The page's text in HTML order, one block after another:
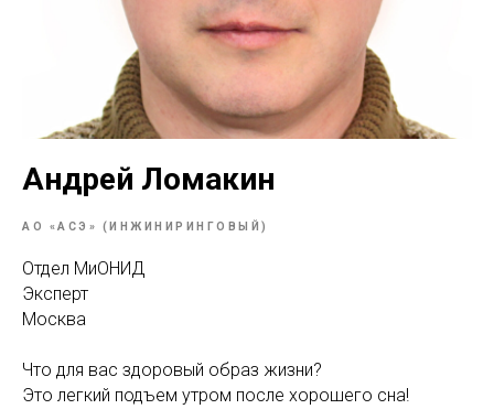
Андрей Ломакин
АО «АСЭ» (ИНЖИНИРИНГОВЫЙ)
Отдел МиОНИД
Эксперт
Москва
Что для вас здоровый образ жизни?
Это легкий подъем утром после хорошего сна!